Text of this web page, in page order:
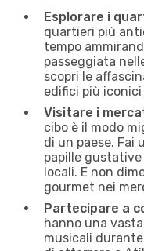
Esplorare i
quartieri più
tempo
passeggiata
scopri le
edifici più
Visitare i
cibo è il modo
di un paese. Fai
papille
locali. E non
gourmet nei
Partecipare a
hanno una
musicali